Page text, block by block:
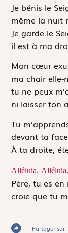
Je bénis le
même la nuit
Je garde le
il est à ma
Mon cœur
ma chair elle-
tu ne peux
ni laisser ton
Tu
devant ta
À ta droite,
Alléluia. Alléluia.
Père, tu es
croie que tu
Partager sur :